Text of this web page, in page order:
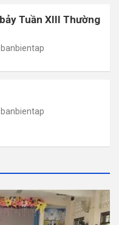
Tuần XIII Thường
banbientap
banbientap